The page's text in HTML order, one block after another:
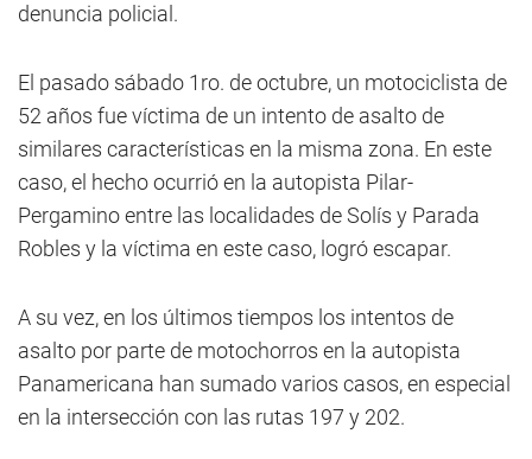
denuncia policial.
El pasado sábado 1ro. de octubre, un motociclista de
52 años fue víctima de un intento de asalto de
similares características en la misma zona. En este
caso, el hecho ocurrió en la autopista Pilar-
Pergamino entre las localidades de Solís y Parada
Robles y la víctima en este caso, logró escapar.
A su vez, en los últimos tiempos los intentos de
asalto por parte de motochorros en la autopista
Panamericana han sumado varios casos, en especial
en la intersección con las rutas 197 y 202.